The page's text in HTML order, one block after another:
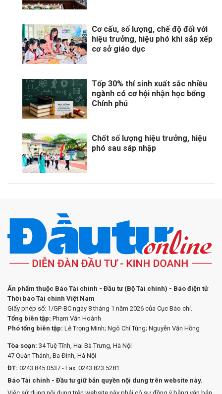
Cơ cấu, số lượng, chế độ đối với
hiệu trưởng, hiệu phó khi sắp xếp
cơ sở giáo dục
Tốp 30% thí sinh xuất sắc nhiều
ngành có cơ hội nhận học bổng
Chính phủ
Chốt số lượng hiệu trưởng, hiệu
phó sau sáp nhập
Ấn phẩm thuộc Báo Tài chính - Đầu tư (Bộ Tài chính) - Báo điện tử
Thời báo Tài chính Việt Nam
Giấy phép số: 1/GP-BC ngày 8 tháng 1 năm 2026 của Cục Báo chí.
Tổng biên tập: Phạm Văn Hoành
Phó tổng biên tập: Lê Trọng Minh; Ngô Chí Tùng; Nguyễn Văn Hồng
Tòa soạn: 34 Tuệ Tĩnh, Hai Bà Trưng, Hà Nội
47 Quán Thánh, Ba Đình, Hà Nội
ĐT: 0243.845.0537 - Fax: 0243.823.5281
Báo Tài chính - Đầu tư giữ bản quyền nội dung trên website này.